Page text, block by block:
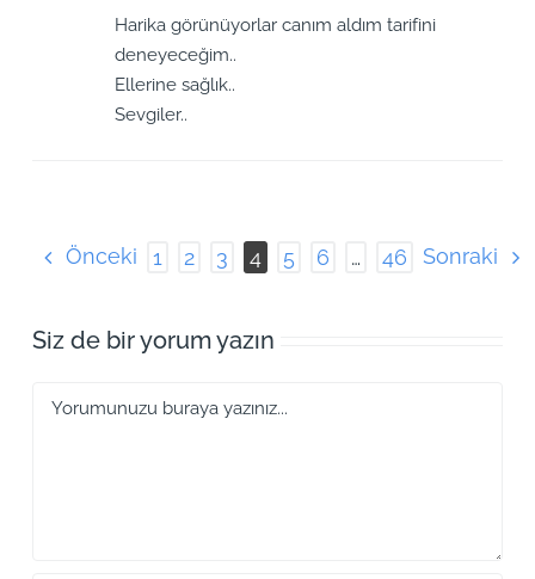
Harika görünüyorlar canım aldım tarifini
deneyeceğim..
Ellerine sağlık..
Sevgiler..
Önceki 1 2 3 4 5 6 … 46 Sonraki
Siz de bir yorum yazın